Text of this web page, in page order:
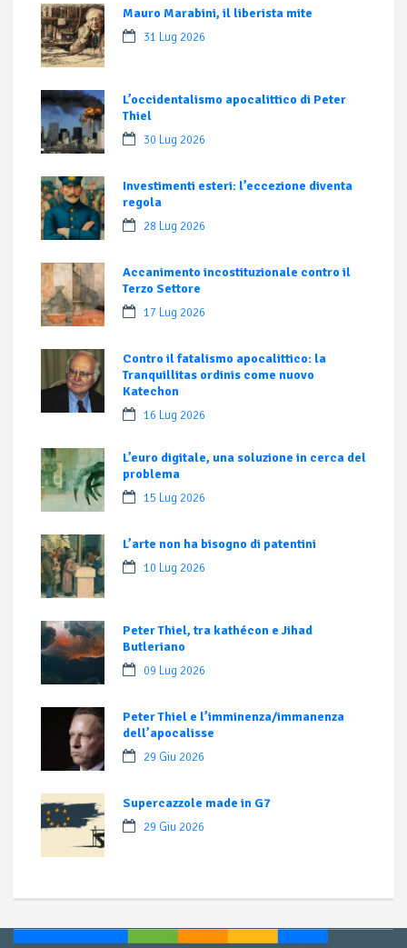
Mauro Marabini, il liberista mite
31 Lug 2026
L’occidentalismo apocalittico di Peter
Thiel
30 Lug 2026
Investimenti esteri: l’eccezione diventa
regola
28 Lug 2026
Accanimento incostituzionale contro il
Terzo Settore
17 Lug 2026
Contro il fatalismo apocalittico: la
Tranquillitas ordinis come nuovo
Katechon
16 Lug 2026
L’euro digitale, una soluzione in cerca del
problema
15 Lug 2026
L’arte non ha bisogno di patentini
10 Lug 2026
Peter Thiel, tra kathécon e Jihad
Butleriano
09 Lug 2026
Peter Thiel e l’imminenza/immanenza
dell’apocalisse
29 Giu 2026
Supercazzole made in G7
29 Giu 2026